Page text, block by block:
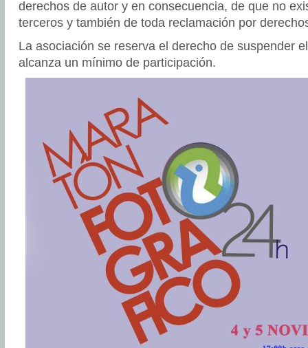
derechos de autor y en consecuencia, de que no
terceros y también de toda reclamación por
La asociación se reserva el derecho de suspender
alcanza un mínimo de participación.